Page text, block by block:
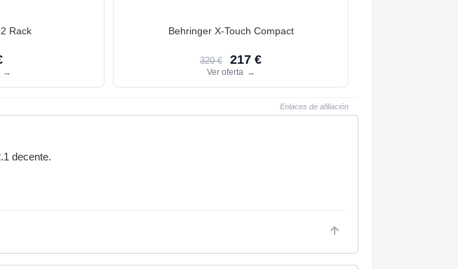
Rack
→
Behringer X-Touch Compact
320 € 217 €
Ver oferta →
Enlaces de afiliación
decente.